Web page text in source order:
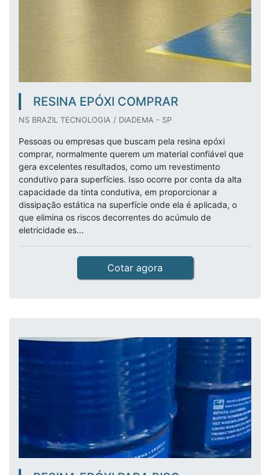
RESINA EPÓXI COMPRAR
NS BRAZIL TECNOLOGIA / DIADEMA - SP
Pessoas ou empresas que buscam pela resina epóxi
comprar, normalmente querem um material confiável que
gera excelentes resultados, como um revestimento
condutivo para superfícies. Isso ocorre por conta da alta
capacidade da tinta condutiva, em proporcionar a
dissipação estática na superfície onde ela é aplicada, o
que elimina os riscos decorrentes do acúmulo de
eletricidade es...
Cotar agora